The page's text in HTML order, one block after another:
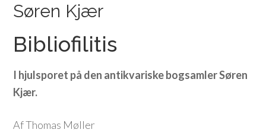
Søren Kjær
Bibliofilitis
I hjulsporet på den antikvariske bogsamler Søren
Kjær.
Af Thomas Møller